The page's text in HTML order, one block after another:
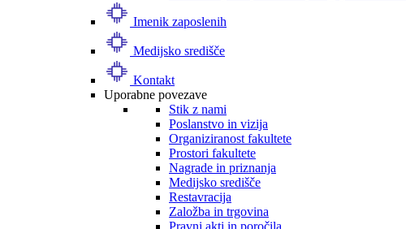
Imenik zaposlenih
Medijsko središče
Kontakt
Uporabne povezave
Stik z nami
Poslanstvo in vizija
Organiziranost fakultete
Prostori fakultete
Nagrade in priznanja
Medijsko središče
Restavracija
Založba in trgovina
Pravni akti in poročila